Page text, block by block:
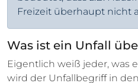
Freizeit überhaupt nicht
Was ist ein Unfall
Eigentlich weiß jeder, was
wird der Unfallbegriff in